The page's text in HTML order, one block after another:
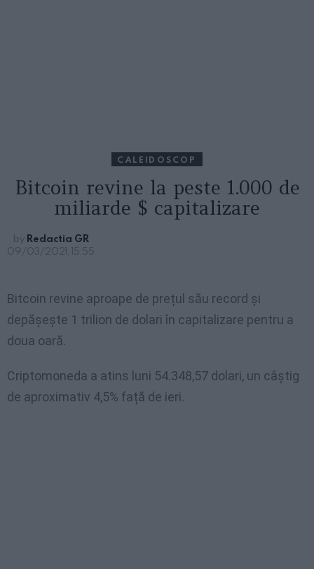
CALEIDOSCOP
Bitcoin revine la peste 1.000 de
miliarde $ capitalizare
by Redactia GR
09/03/2021, 15:55
Bitcoin revine aproape de prețul său record și
depășește 1 trilion de dolari în capitalizare pentru a
doua oară.
Criptomoneda a atins luni 54.348,57 dolari, un câștig
de aproximativ 4,5% față de ieri.